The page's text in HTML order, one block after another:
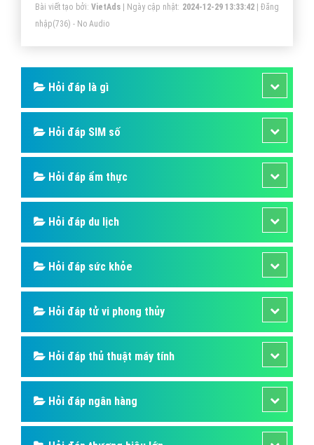
Bài viết tạo bởi: VietAds| Ngày cập nhật: 2024-12-29 13:33:42|Đăng
nhập(736) - No Audio
Hỏi đáp là gì
Hỏi đáp SIM số
Hỏi đáp ẩm thực
Hỏi đáp du lịch
Hỏi đáp sức khỏe
Hỏi đáp tử vi phong thủy
Hỏi đáp thủ thuật máy tính
Hỏi đáp ngân hàng